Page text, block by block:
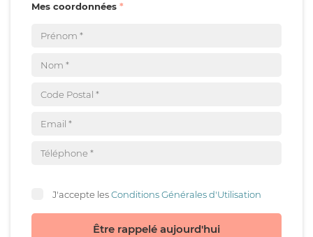
Mes coordonnées
J'accepte lesConditions Générales d'Utilisation
Être rappelé aujourd'hui